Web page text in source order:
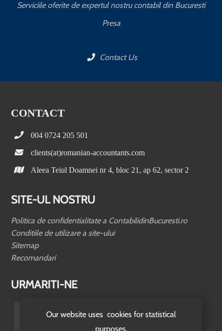
Our website uses cookies for statistical
purposes.
Serviciile oferite de expertul nostru contabil din Bucuresti
Presa
Contact Us
CONTACT
004 0724 205 501
clients(at)romanian-accountants.com
Aleea Teiul Doamnei nr 4, bloc 21, ap 62, sector 2
SITE-UL NOSTRU
Politica de confidentialitate a ContabilidinBucuresti.ro
Conditiile de utilizare a site-ului
Sitemap
Recomandari
URMARITI-NE